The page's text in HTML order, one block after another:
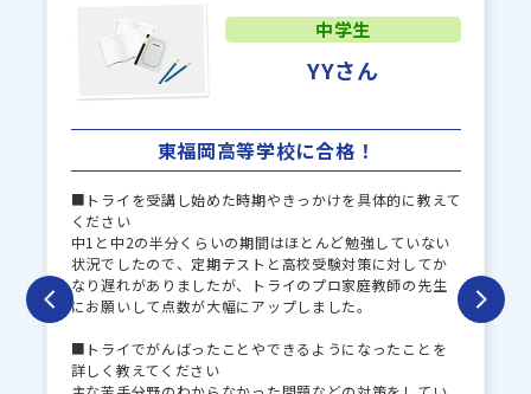
中学生
YYさん
東福岡高等学校に合格！
■トライを受講し始めた時期やきっかけを具体的に教えて
ください
中1と中2の半分くらいの期間はほとんど勉強していない
状況でしたので、定期テストと高校受験対策に対してか
なり遅れがありましたが、トライのプロ家庭教師の先生
にお願いして点数が大幅にアップしました。
■トライでがんばったことやできるようになったことを
詳しく教えてください